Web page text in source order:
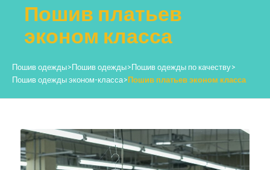
Пошив платьев
эконом класса
Пошив одежды>Пошив одежды>Пошив одежды по качеству>
Пошив одежды эконом-класса>Пошив платьев эконом класса